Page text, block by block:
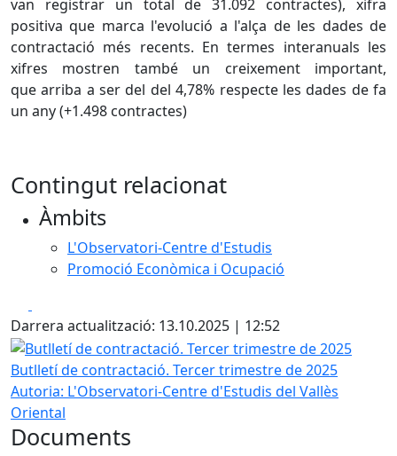
van registrar un total de 31.092 contractes), xifra
positiva que marca l'evolució a l'alça de les dades de
contractació més recents. En termes interanuals les
xifres mostren també un creixement important,
que arriba a ser del del 4,78% respecte les dades de fa
un any (+1.498 contractes)
Contingut relacionat
Àmbits
L'Observatori-Centre d'Estudis
Promoció Econòmica i Ocupació
Darrera actualització: 13.10.2025 | 12:52
Butlletí de contractació. Tercer trimestre de 2025
Butlletí de contractació. Tercer trimestre de 2025
Autoria: L'Observatori-Centre d'Estudis del Vallès
Oriental
Documents